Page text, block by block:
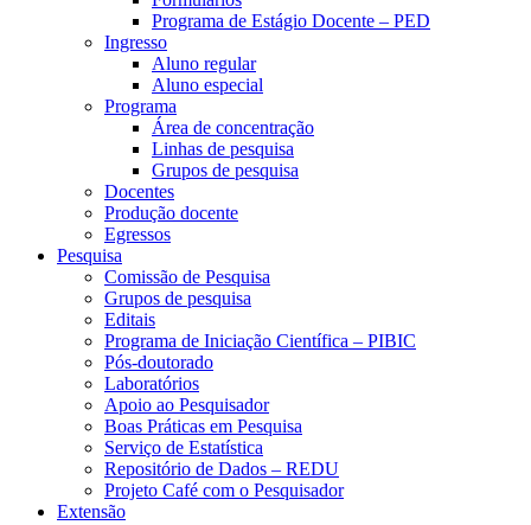
Programa de Estágio Docente – PED
Ingresso
Aluno regular
Aluno especial
Programa
Área de concentração
Linhas de pesquisa
Grupos de pesquisa
Docentes
Produção docente
Egressos
Pesquisa
Comissão de Pesquisa
Grupos de pesquisa
Editais
Programa de Iniciação Científica – PIBIC
Pós-doutorado
Laboratórios
Apoio ao Pesquisador
Boas Práticas em Pesquisa
Serviço de Estatística
Repositório de Dados – REDU
Projeto Café com o Pesquisador
Extensão